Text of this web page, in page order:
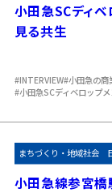
小田急SCディベ
見る共生
#INTERVIEW#小田急の商
#小田急SCディベロップメ
まちづくり・地域社会
小田急線参宮橋